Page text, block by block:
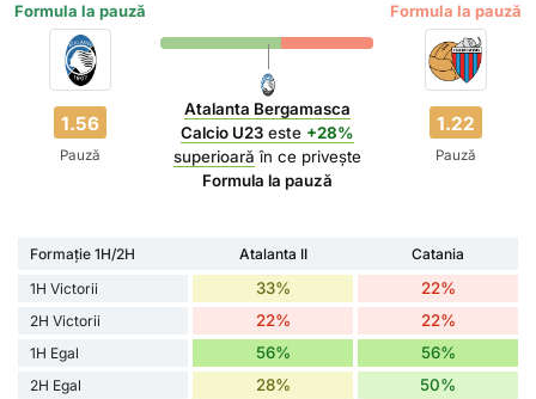
Formula la pauză Formula la pauză
1.56
Pauză
Atalanta Bergamasca
Calcio U23 este +28%
superioară în ce privește
Formula la pauză
1.22
Pauză
Formație 1H/2H Atalanta II
Catania
1H Victorii
33% 22%
2H Victorii 22% 22%
1H Egal 56% 56%
2H Egal 28% 50%